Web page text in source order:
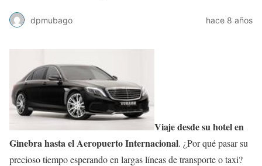
dpmubago hace 8 años
Viaje desde su hotel en
Ginebra hasta el Aeropuerto Internacional. ¿Por qué pasar su
precioso tiempo esperando en largas líneas de transporte o taxi?